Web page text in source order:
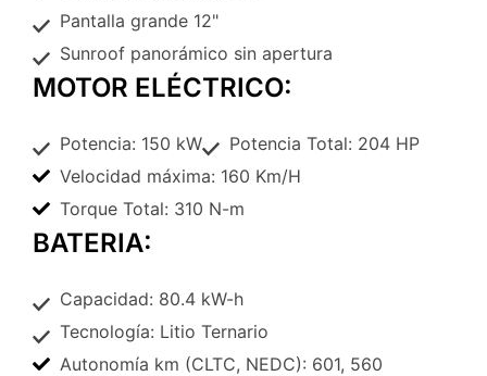
Pantalla grande 12"
Sunroof panorámico sin apertura
MOTOR ELÉCTRICO:
Potencia: 150 kW
Potencia Total: 204 HP
Velocidad máxima: 160 Km/H
Torque Total: 310 N-m
BATERIA:
Capacidad: 80.4 kW-h
Tecnología: Litio Ternario
Autonomía km (CLTC, NEDC): 601, 560